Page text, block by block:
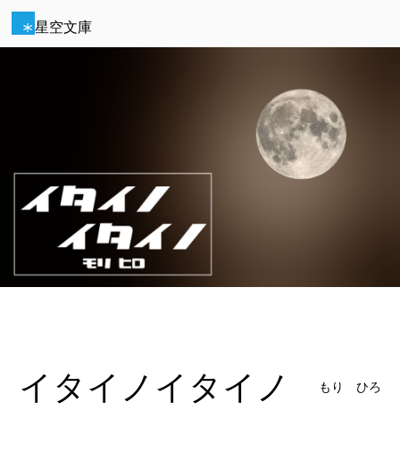
星空文庫
イタイノイタイノ もり ひろ